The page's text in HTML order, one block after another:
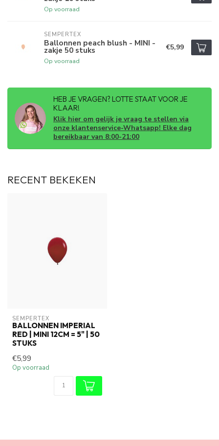
Op voorraad
SEMPERTEX
Ballonnen peach blush - MINI -
zakje 50 stuks
Op voorraad
€5,99
HEB JE VRAGEN? LOTTE STAAT VOOR JE
KLAAR!
Klik hier om gelijk je vraag te stellen via
onze klantenservice-Whatsapp! Elke dag
bereikbaar van 8:00-21:00
RECENT BEKEKEN
SEMPERTEX
BALLONNEN IMPERIAL
RED | MINI 12CM = 5" | 50
STUKS
€5,99
Op voorraad